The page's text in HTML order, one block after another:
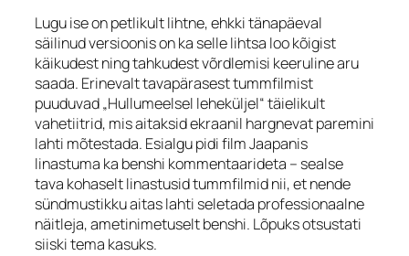
Lugu ise on petlikult lihtne, ehkki tänapäeval
säilinud versioonis on ka selle lihtsa loo kõigist
käikudest ning tahkudest võrdlemisi keeruline aru
saada. Erinevalt tavapärasest tummfilmist
puuduvad „Hullumeelsel leheküljel“ täielikult
vahetiitrid, mis aitaksid ekraanil hargnevat paremini
lahti mõtestada. Esialgu pidi film Jaapanis
linastuma ka benshi kommentaarideta – sealse
tava kohaselt linastusid tummfilmid nii, et nende
sündmustikku aitas lahti seletada professionaalne
näitleja, ametinimetuseltbenshi. Lõpuks otsustati
siiski tema kasuks.